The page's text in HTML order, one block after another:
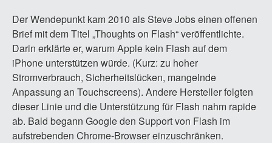
Der Wendepunkt kam 2010 als Steve Jobs einen offenen
Brief mit dem Titel „Thoughts on Flash“ veröffentlichte.
Darin erklärte er, warum Apple kein Flash auf dem
iPhone unterstützen würde. (Kurz: zu hoher
Stromverbrauch, Sicherheitslücken, mangelnde
Anpassung an Touchscreens). Andere Hersteller folgten
dieser Linie und die Unterstützung für Flash nahm rapide
ab. Bald begann Google den Support von Flash im
aufstrebenden Chrome-Browser einzuschränken.